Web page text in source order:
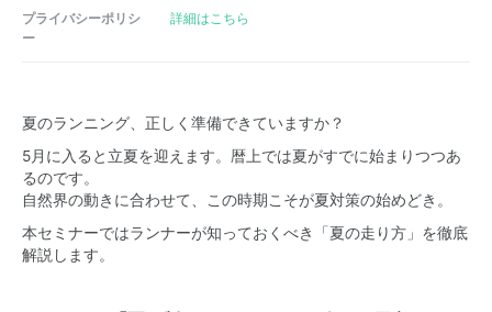
プライバシーポリシ
ー
詳細はこちら
夏のランニング、正しく準備できていますか？
5月に入ると立夏を迎えます。暦上では夏がすでに始まりつつあ
るのです。
自然界の動きに合わせて、この時期こそが夏対策の始めどき。
本セミナーではランナーが知っておくべき「夏の走り方」を徹底
解説します。